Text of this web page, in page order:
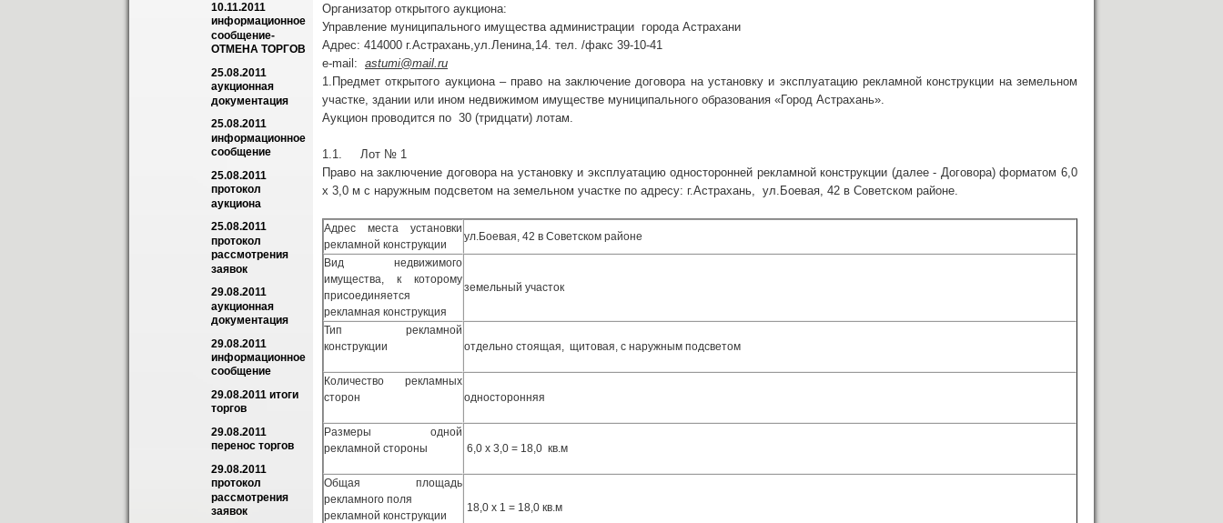
10.11.2011
информационное
сообщение-
ОТМЕНА ТОРГОВ
25.08.2011
аукционная
документация
25.08.2011
информационное
сообщение
25.08.2011
протокол
аукциона
25.08.2011
протокол
рассмотрения
заявок
29.08.2011
аукционная
документация
29.08.2011
информационное
сообщение
29.08.2011 итоги
торгов
29.08.2011
перенос торгов
29.08.2011
протокол
рассмотрения
заявок
Организатор открытого аукциона:
Управление муниципального имущества администрации города Астрахани
Адрес: 414000 г.Астрахань,ул.Ленина,14. тел. /факс 39-10-41
e-mail: astumi@mail.ru
1.Предмет открытого аукциона – право на заключение договора на установку и эксплуатацию рекламной конструкции на земельном
участке, здании или ином недвижимом имуществе муниципального образования «Город Астрахань».
Аукцион проводится по 30 (тридцати) лотам.
1.1. Лот № 1
Право на заключение договора на установку и эксплуатацию односторонней рекламной конструкции (далее - Договора) форматом 6,0
х 3,0 м с наружным подсветом на земельном участке по адресу: г.Астрахань, ул.Боевая, 42 в Советском районе.
Адрес места установки
рекламной конструкции
ул.Боевая, 42 в Советском районе
Вид недвижимого
имущества, к которому
присоединяется
рекламная конструкция
земельный участок
Тип рекламной
конструкции
отдельно стоящая, щитовая, с наружным подсветом
Количество рекламных
сторон
односторонняя
Размеры одной
рекламной стороны
6,0 х 3,0 = 18,0 кв.м
Общая площадь
рекламного поля
рекламной конструкции
18,0 х 1 = 18,0 кв.м